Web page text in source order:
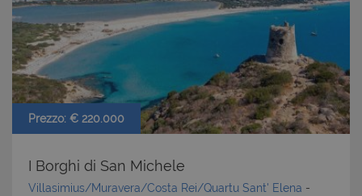
Prezzo: € 220.000
I Borghi di San Michele
Villasimius/Muravera/Costa Rei/Quartu Sant' Elena -